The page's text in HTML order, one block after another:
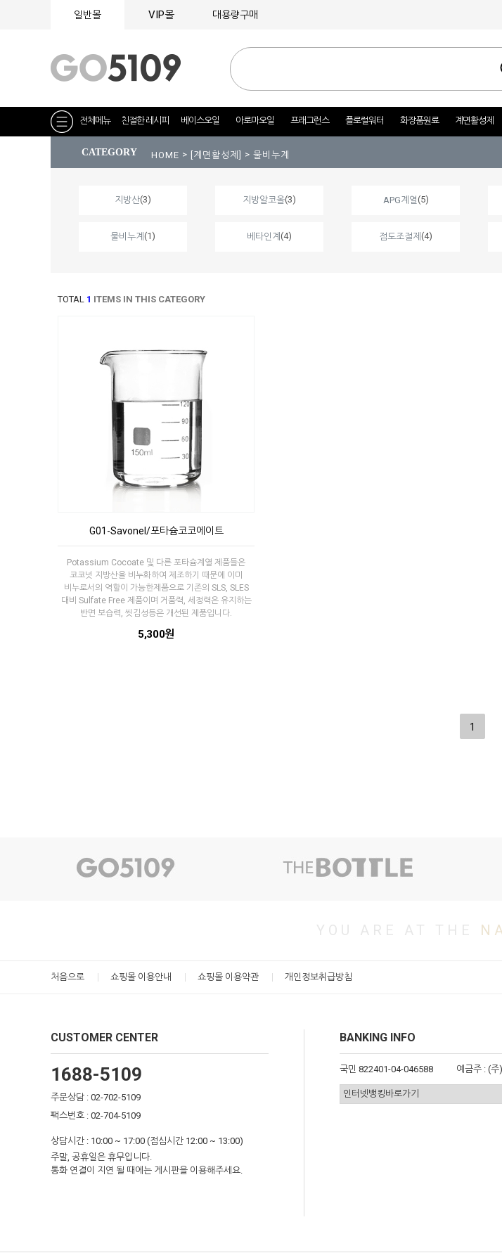
일반몰 VIP몰 대용량구매
전체메뉴 친절한 레시피 베이스오일 아로마오일 프래그런스 플로럴워터 화장품원료 계면활성제
CATEGORY HOME > [계면활성제] > 물비누계
지방산(3) 지방알코올(3) APG계열(5)
물비누계 (1) 베타인계 (4) 점도조절제 (4)
TOTAL 1 ITEMS IN THIS CATEGORY
G01-Savonel/포타슘코코에이트
Potassium Cocoate 및 다른 포타슘계열 제품들은
코코넛 지방산을 비누화하여 제조하기 때문에 이미
비누로서의 역할이 가능한제품으로 기존의 SLS, SLES
대비 Sulfate Free 제품이며 거품력, 세정력은 유지하는
반면 보습력, 씻김성등은 개선된 제품입니다.
5,300원
1
YOU ARE AT THE
처음으로 쇼핑몰 이용안내 쇼핑몰 이용약관 개인정보취급방침
CUSTOMER CENTER
1688-5109
주문상담 : 02-702-5109
팩스번호 : 02-704-5109
상담시간 : 10:00 ~ 17:00 (점심시간 12:00 ~ 13:00)
주말, 공휴일은 휴무입니다.
통화 연결이 지연 될 때에는 게시판을 이용해주세요.
BANKING INFO
국민 822401-04-046588 예금주 : (